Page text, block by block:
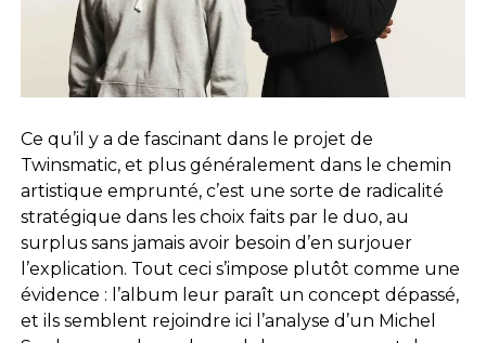
Ce qu’il y a de fascinant dans le projet de
Twinsmatic, et plus généralement dans le chemin
artistique emprunté, c’est une sorte de radicalité
stratégique dans les choix faits par le duo, au
surplus sans jamais avoir besoin d’en surjouer
l’explication. Tout ceci s’impose plutôt comme une
évidence : l’album leur paraît un concept dépassé,
et ils semblent rejoindre ici l’analyse d’un Michel